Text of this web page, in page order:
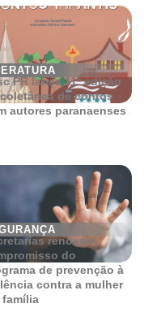
PR lança 11ª edição
de contos
autores paranaenses
renovam
do
de prevenção à
contra a mulher
família